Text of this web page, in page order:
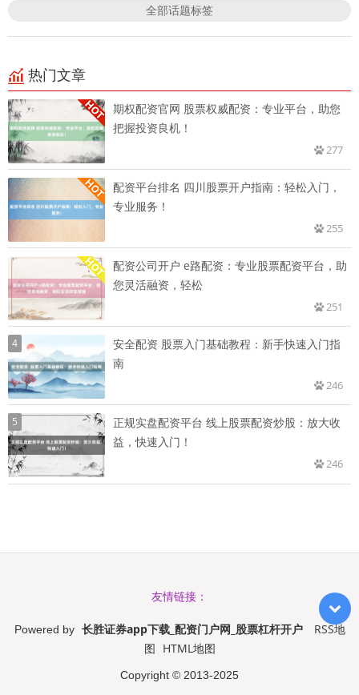
全部话题标签
热门文章
期权配资官网 股票权威配资：专业平台，助您
把握投资良机！
277
配资平台排名 四川股票开户指南：轻松入门，
专业服务！
255
配资公司开户 e路配资：专业股票配资平台，助
您灵活融资，轻松
251
4
安全配资 股票入门基础教程：新手快速入门指
南
246
5
正规实盘配资平台 线上股票配资炒股：放大收
益，快速入门！
246
友情链接：
Powered by 长胜证券app下载_配资门户网_股票杠杆开户
RSS地
图 HTML地图
Copyright © 2013-2025